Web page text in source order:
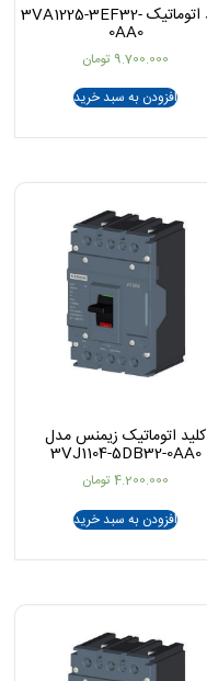
کلید اتوماتیک 3VA1225-3EF32-
0AA0
9.700.000 تومان
افزودن به سبد خرید
کلید اتوماتیک زیمنس مدل
3VJ1104-5DB32-0AA0
4.200.000 تومان
افزودن به سبد خرید